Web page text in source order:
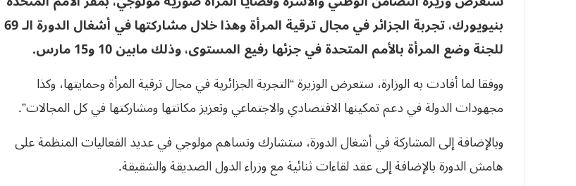
بنيويورك، تجربة الجزائر في مجال ترقية المرأة وهذا خلال مشاركتها في أشغال الدورة الـ 69
للجنة وضع المرأة بالأمم المتحدة في جزئها رفيع المستوى، وذلك مابين 10 و15 مارس.
ووفقا لما أفادت به الوزارة، ستعرض الوزيرة “التجربة الجزائرية في مجال ترقية المرأة وحمايتها، وكذا
مجهودات الدولة في دعم تمكينها الاقتصادي والاجتماعي وتعزيز مكانتها ومشاركتها في كل المجالات”.
وبالإضافة إلى المشاركة في أشغال الدورة، ستشارك وتساهم مولوجي في عديد الفعاليات المنظمة على
هامش الدورة بالإضافة إلى عقد لقاءات ثنائية مع وزراء الدول الصديقة والشقيقة.